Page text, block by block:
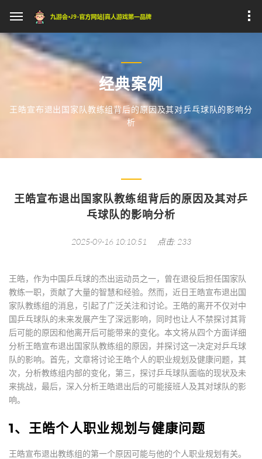
经典案例
王皓宣布退出国家队教练组背后的原因及其对乒乓球队的影响分
析
王皓宣布退出国家队教练组背后的原因及其对乒
乓球队的影响分析
2025-09-16 10:10:51 点击: 233
王皓，作为中国乒乓球的杰出运动员之一，曾在退役后担任国家队
教练一职，贡献了大量的智慧和经验。然而，近日王皓宣布退出国
家队教练组的消息，引起了广泛关注和讨论。王皓的离开不仅对中
国乒乓球队的未来发展产生了深远影响，同时也让人不禁探讨其背
后可能的原因和他离开后可能带来的变化。本文将从四个方面详细
分析王皓宣布退出国家队教练组的原因，并探讨这一决定对乒乓球
队的影响。首先，文章将讨论王皓个人的职业规划及健康问题，其
次，分析教练组内部的变化，第三，探讨乒乓球队面临的现状及未
来挑战，最后，深入分析王皓退出后的可能接班人及其对球队的影
响。
1、王皓个人职业规划与健康问题
王皓宣布退出教练组的第一个原因可能与他的个人职业规划有关。